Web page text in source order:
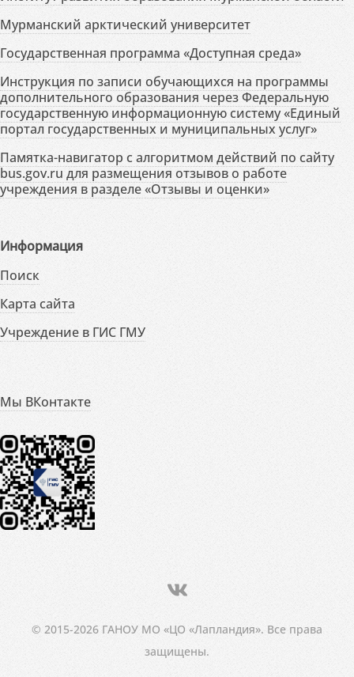
Мурманский арктический университет
Государственная программа «Доступная среда»
Инструкция по записи обучающихся на программы
дополнительного образования через Федеральную
государственную информационную систему «Единый
портал государственных и муниципальных услуг»
Памятка-навигатор с алгоритмом действий по сайту
bus.gov.ru для размещения отзывов о работе
учреждения в разделе «Отзывы и оценки»
Информация
Поиск
Карта сайта
Учреждение в ГИС ГМУ
Мы ВКонтакте
© 2015-2026 ГАНОУ МО «ЦО «Лапландия». Все права
защищены.